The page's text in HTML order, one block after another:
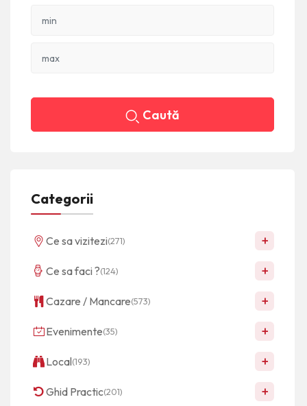
Caută
Categorii
Ce sa vizitezi(271) +
Ce sa faci ?(124) +
Cazare / Mancare(573) +
Evenimente(35) +
Local(193) +
Ghid Practic(201) +